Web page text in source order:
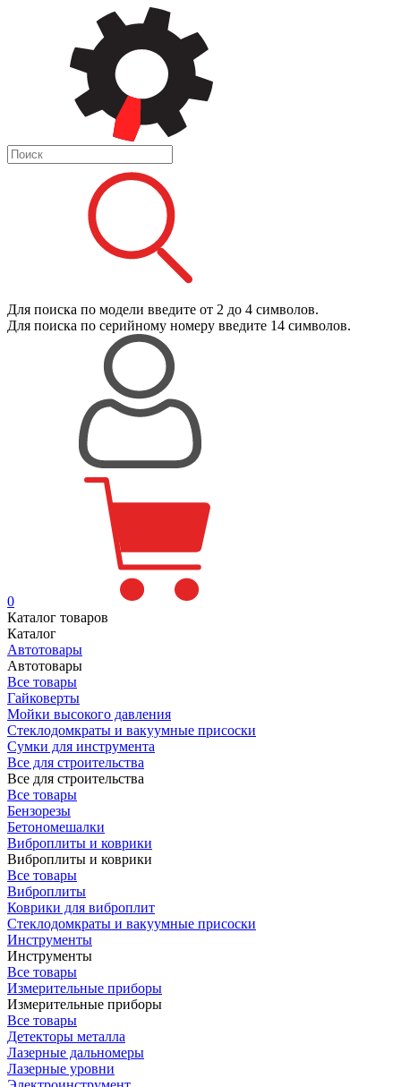
Для поиска по модели введите от 2 до 4 символов.
Для поиска по серийному номеру введите 14 символов.
0
Каталог товаров
Каталог
Автотовары
Автотовары
Все товары
Гайковерты
Мойки высокого давления
Стеклодомкраты и вакуумные присоски
Сумки для инструмента
Все для строительства
Все для строительства
Все товары
Бензорезы
Бетономешалки
Виброплиты и коврики
Виброплиты и коврики
Все товары
Виброплиты
Коврики для виброплит
Стеклодомкраты и вакуумные присоски
Инструменты
Инструменты
Все товары
Измерительные приборы
Измерительные приборы
Все товары
Детекторы металла
Лазерные дальномеры
Лазерные уровни